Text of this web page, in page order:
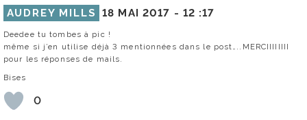
AUDREY MILLS 18 MAI 2017 - 12 :17
Deedee tu tombes à pic !
même si j’en utilise déjà 3 mentionnées dans le post…..MERCIIIIIIII
pour les réponses de mails.
Bises
0